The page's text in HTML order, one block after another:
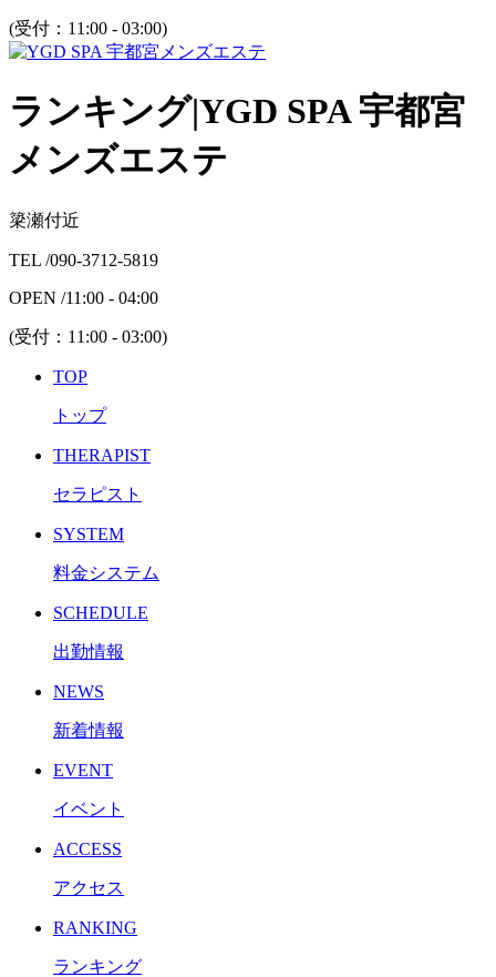
(受付： 11:00 - 03:00)
ランキング|YGD SPA 宇都宮
メンズエステ
簗瀬付近
TEL /090-3712-5819
OPEN /11:00 - 04:00
(受付： 11:00 - 03:00)
TOP
トップ
THERAPIST
セラピスト
SYSTEM
料金システム
SCHEDULE
出勤情報
NEWS
新着情報
EVENT
イベント
ACCESS
アクセス
RANKING
ランキング